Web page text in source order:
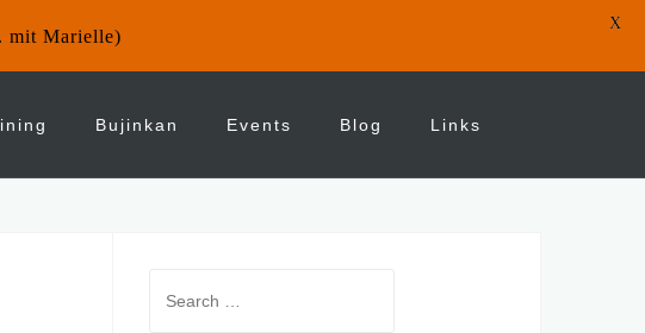
Bujinkan Events Blog Links
for:
mit Marielle)
X